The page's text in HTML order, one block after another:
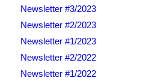
Newsletter #3/2023
Newsletter #2/2023
Newsletter #1/2023
Newsletter #2/2022
Newsletter #1/2022